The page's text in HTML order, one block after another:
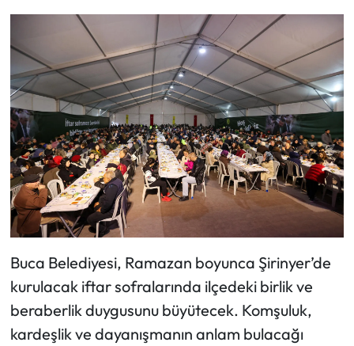
Buca Belediyesi, Ramazan boyunca Şirinyer’de
kurulacak iftar sofralarında ilçedeki birlik ve
beraberlik duygusunu büyütecek. Komşuluk,
kardeşlik ve dayanışmanın anlam bulacağı